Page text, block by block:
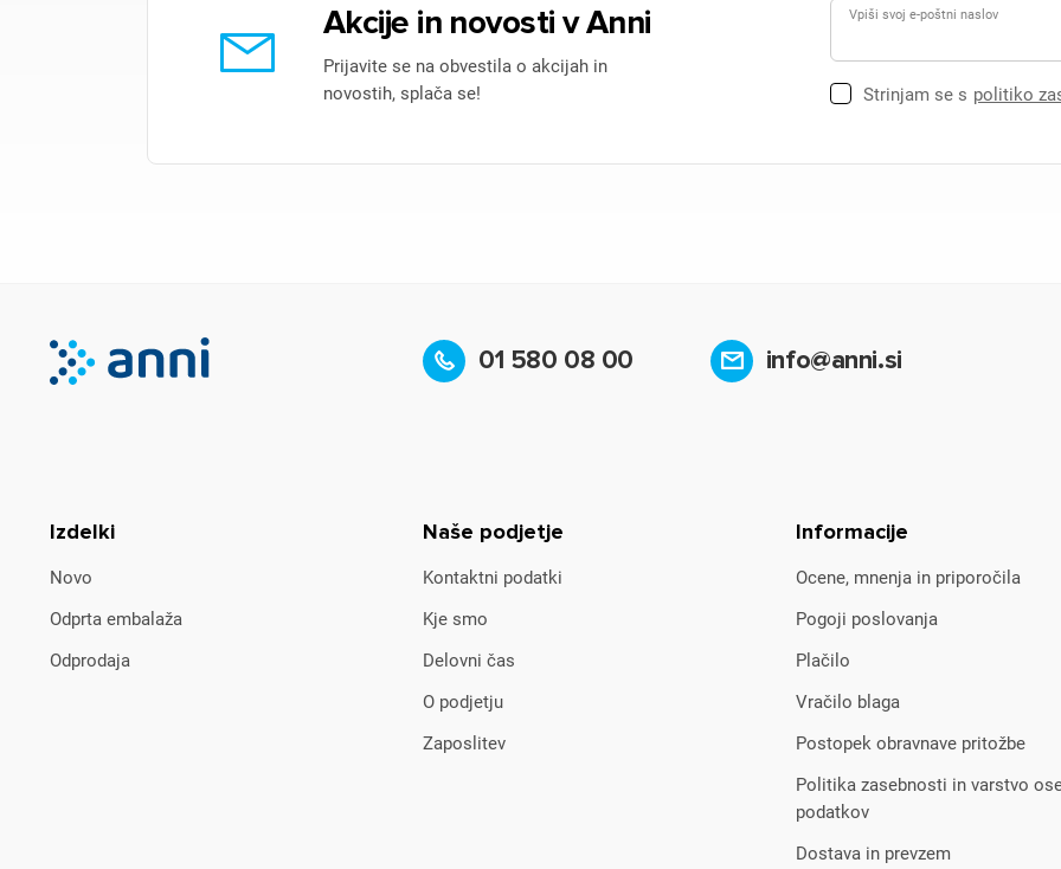
Akcije in novosti v Anni
Prijavite se na obvestila o akcijah in
novostih, splača se!
Vpiši svoj e-poštni naslov
Strinjam se s politiko
01 580 08 00 info@anni.si
Izdelki
Novo
Odprta embalaža
Odprodaja
Naše podjetje
Kontaktni podatki
Kje smo
Delovni čas
O podjetju
Zaposlitev
Informacije
Ocene, mnenja in priporočila
Pogoji poslovanja
Plačilo
Vračilo blaga
Postopek obravnave pritožbe
Politika zasebnosti in varstvo
podatkov
Dostava in prevzem